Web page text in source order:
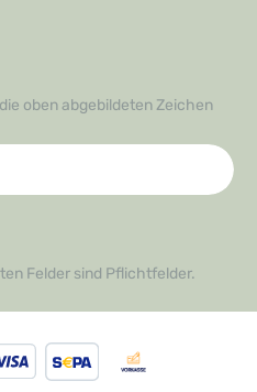
oben abgebildeten Zeichen
Felder sind Pflichtfelder.